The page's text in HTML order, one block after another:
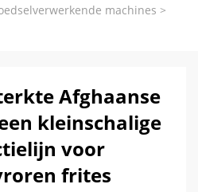
machines >
Afghaanse
kleinschalige
voor
frites